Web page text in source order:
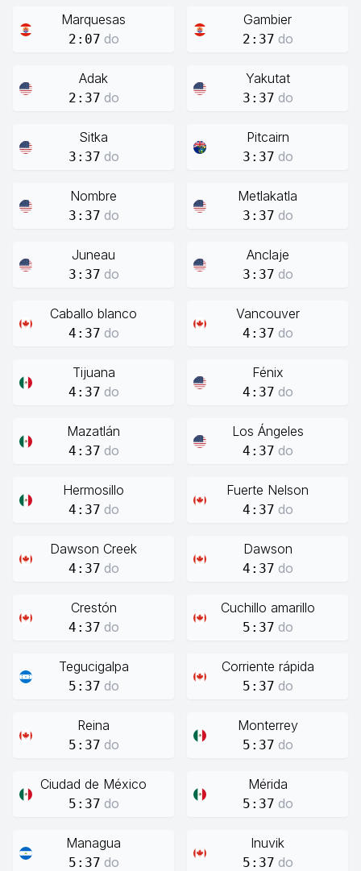
Marquesas
2:07 do
Gambier
2:37 do
Adak
2:37 do
Yakutat
3:37 do
Sitka
3:37 do
Pitcairn
3:37 do
Nombre
3:37 do
Metlakatla
3:37 do
Juneau
3:37 do
Anclaje
3:37 do
Caballo blanco
4:37 do
Vancouver
4:37 do
Tijuana
4:37 do
Fénix
4:37 do
Mazatlán
4:37 do
Los Ángeles
4:37 do
Hermosillo
4:37 do
Fuerte Nelson
4:37 do
Dawson Creek
4:37 do
Dawson
4:37 do
Crestón
4:37 do
Cuchillo amarillo
5:37 do
Tegucigalpa
5:37 do
Corriente rápida
5:37 do
Reina
5:37 do
Monterrey
5:37 do
Ciudad de México
5:37 do
Mérida
5:37 do
Managua
5:37 do
Inuvik
5:37 do